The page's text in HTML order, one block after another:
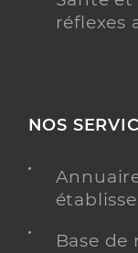
réflexes
NOS
Base